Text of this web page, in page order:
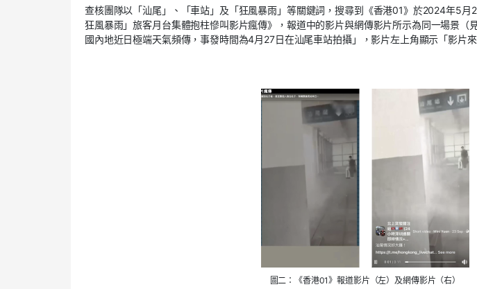
查核團隊以「汕尾」、「車站」及「狂風暴雨」等關鍵詞，搜尋到《香港01》於2024年5月
狂風暴雨」旅客月台集體抱柱慘叫影片瘋傳》，報道中的影片與網傳影片所示為同一場景（
國內地近日極端天氣頻傳，事發時間為4月27日在汕尾車站拍攝」，影片左上角顯示「影片來
圖二：《香港01》報道影片（左）及網傳影片（右）